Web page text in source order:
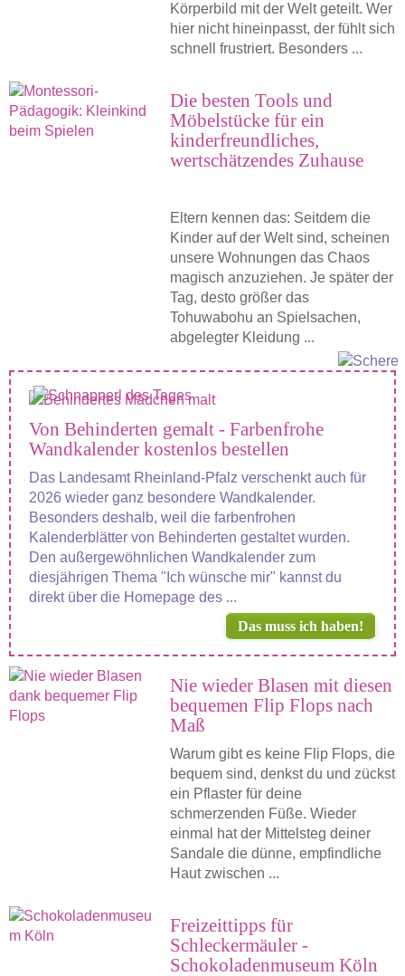
Körperbild mit der Welt geteilt. Wer
hier nicht hineinpasst, der fühlt sich
schnell frustriert. Besonders ...
Die besten Tools und
Möbelstücke für ein
kinderfreundliches,
wertschätzendes Zuhause
Eltern kennen das: Seitdem die
Kinder auf der Welt sind, scheinen
unsere Wohnungen das Chaos
magisch anzuziehen. Je später der
Tag, desto größer das
Tohuwabohu an Spielsachen,
abgelegter Kleidung ...
Von Behinderten gemalt - Farbenfrohe
Wandkalender kostenlos bestellen
Das Landesamt Rheinland-Pfalz verschenkt auch für
2026 wieder ganz besondere Wandkalender.
Besonders deshalb, weil die farbenfrohen
Kalenderblätter von Behinderten gestaltet wurden.
Den außergewöhnlichen Wandkalender zum
diesjährigen Thema "Ich wünsche mir" kannst du
direkt über die Homepage des ...
Das muss ich haben!
Nie wieder Blasen mit diesen
bequemen Flip Flops nach
Maß
Warum gibt es keine Flip Flops, die
bequem sind, denkst du und zückst
ein Pflaster für deine
schmerzenden Füße. Wieder
einmal hat der Mittelsteg deiner
Sandale die dünne, empfindliche
Haut zwischen ...
Freizeittipps für
Schleckermäuler -
Schokoladenmuseum Köln